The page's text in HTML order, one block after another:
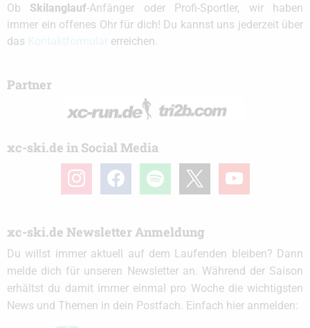
Ob Skilanglauf-Anfänger oder Profi-Sportler, wir haben
immer ein offenes Ohr für dich! Du kannst uns jederzeit über
das
erreichen.
Partner
xc-ski.de in Social Media
instagramfacebook spotify youtube
xc-ski.de Newsletter Anmeldung
Du willst immer aktuell auf dem Laufenden bleiben? Dann
melde dich für unseren Newsletter an. Während der Saison
erhältst du damit immer einmal pro Woche die wichtigsten
News und Themen in dein Postfach. Einfach hier anmelden: